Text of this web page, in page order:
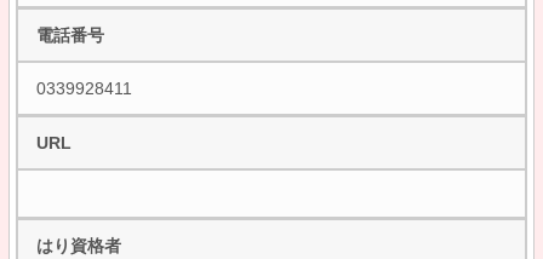
電話番号
0339928411
URL
はり資格者